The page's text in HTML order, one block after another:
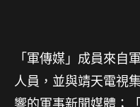
「軍傳媒」成員來自
人員，並與靖天電視